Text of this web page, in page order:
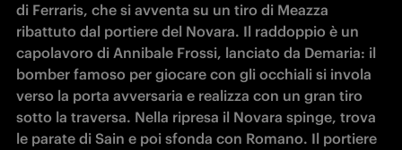
di Ferraris, che si avventa su un tiro di Meazza
ribattuto dal portiere del Novara. Il raddoppio è un
capolavoro di Annibale Frossi, lanciato da Demaria: il
bomber famoso per giocare con gli occhiali si invola
verso la porta avversaria e realizza con un gran tiro
sotto la traversa. Nella ripresa il Novara spinge, trova
le parate di Sain e poi sfonda con Romano. Il portiere